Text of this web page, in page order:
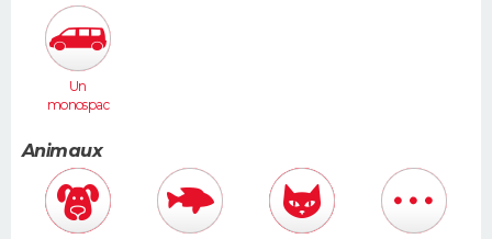
Un
monospac
Xsara
Picasso...)
Animaux